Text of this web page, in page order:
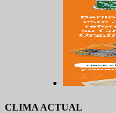
CLIMA ACTUAL